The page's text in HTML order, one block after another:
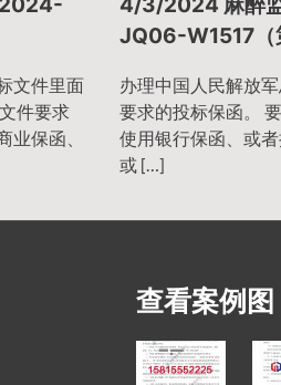
文件里面
件要求
业保函、
JQ06-W1517（
办理中国人民解放
要求的投标保函。
使用银行保函、或者
或 […]
查看案例图